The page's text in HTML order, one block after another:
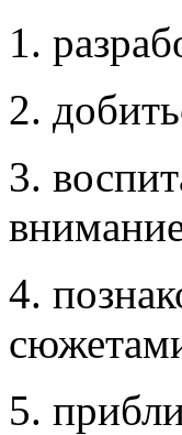
1.
2.
3.
4.
5.